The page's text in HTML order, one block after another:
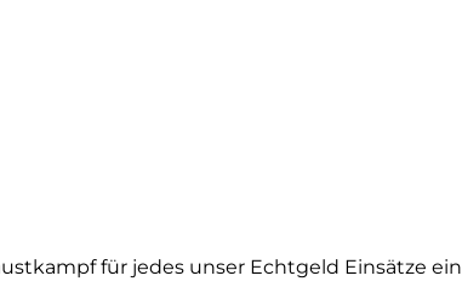
für jedes unser Echtgeld Einsätze ein